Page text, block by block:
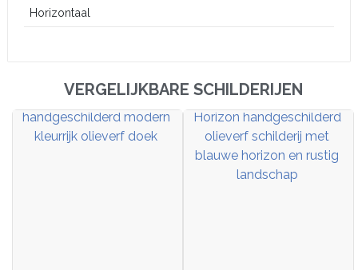
Horizontaal
VERGELIJKBARE SCHILDERIJEN